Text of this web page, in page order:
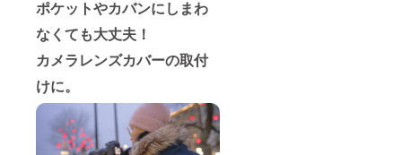
ポケットやカバンにしまわ
なくても大丈夫！
カメラレンズカバーの取付
けに。